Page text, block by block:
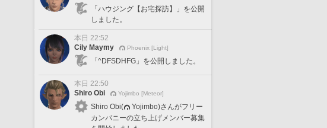
「ハウジング【お宅探訪】」を公開
しました。
本日 22:52
Cily Maymy
Phoenix [Light]
「^DFSDHFG」を公開しました。
本日 22:50
Shiro Obi
Yojimbo [Meteor]
Shiro Obi(
Yojimbo)さんがフリー
カンパニーの立ち上げメンバー募集